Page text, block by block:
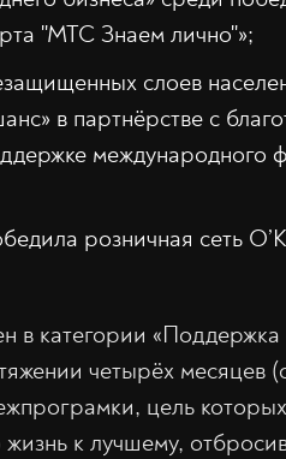
"МТС Знаем лично"»;
слоев
в партнёрстве с
международного
розничная сеть
категории «Поддержка
четырёх месяцев
цель
к лучшему,